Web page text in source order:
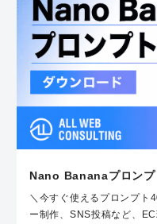
Nano Bananaプロンプ
＼今すぐ使えるプロンプト
ー制作、SNS投稿など、